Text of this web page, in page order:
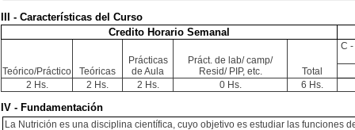
III - Características del Curso
Credito Horario Semanal
Teórico/Práctico Teóricas
Prácticas
de Aula
Práct. de lab/ camp/
Resid/ PIP, etc.
Total
C
2 Hs. 2 Hs. 2 Hs. 0 Hs. 6 Hs.
IV - Fundamentación
La Nutrición es una disciplina científica, cuyo objetivo es estudiar las funciones